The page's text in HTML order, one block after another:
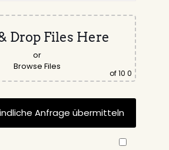
Drop Files Here
or
Browse Files
0
of 10